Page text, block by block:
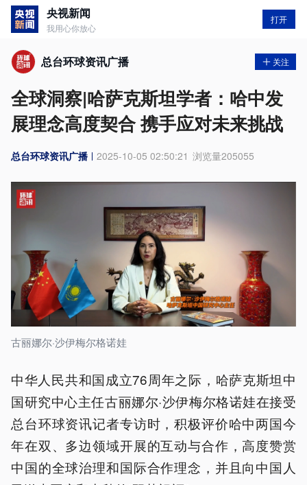
央视新闻
我用心你放心
打开
总台环球资讯广播 关注
全球洞察|哈萨克斯坦学者：哈中发
展理念高度契合 携手应对未来挑战
总台环球资讯广播 2025-10-05 02:50:21 浏览量205055
古丽娜尔·沙伊梅尔格诺娃
中华人民共和国成立76周年之际，哈萨克斯坦中
国研究中心主任古丽娜尔·沙伊梅尔格诺娃在接受
总台环球资讯记者专访时，积极评价哈中两国今
年在双、多边领域开展的互动与合作，高度赞赏
中国的全球治理和国际合作理念，并且向中国人